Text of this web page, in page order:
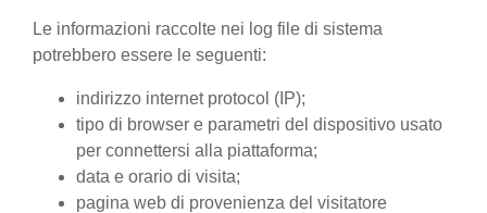
Le informazioni raccolte nei log file di sistema
potrebbero essere le seguenti:
indirizzo internet protocol (IP);
tipo di browser e parametri del dispositivo usato
per connettersi alla piattaforma;
data e orario di visita;
pagina web di provenienza del visitatore